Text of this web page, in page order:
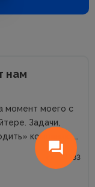
нам
момент моего с
Задачи,
компанию в
мне
24333